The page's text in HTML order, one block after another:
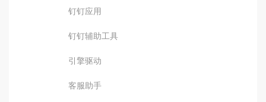
钉钉应用
钉钉辅助工具
引擎驱动
客服助手